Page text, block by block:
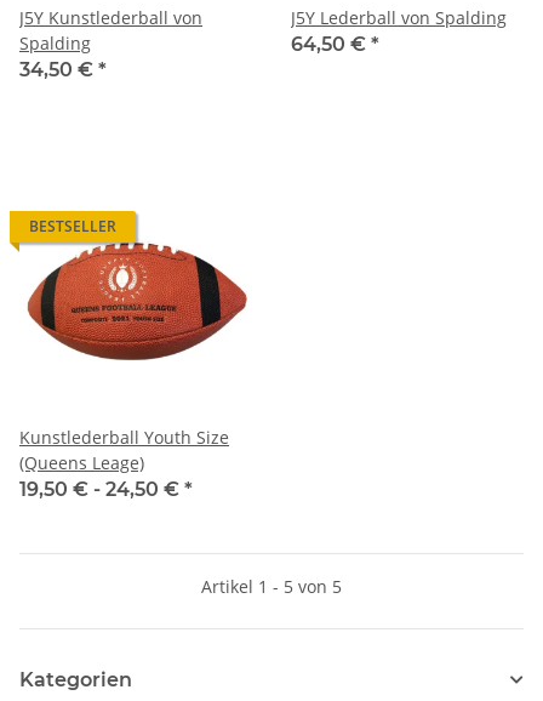
J5Y Kunstlederball von
Spalding
34,50 € *
J5Y Lederball von Spalding
64,50 € *
BESTSELLER
Kunstlederball Youth Size
(Queens Leage)
19,50 € - 24,50 € *
Artikel 1 - 5 von 5
Kategorien